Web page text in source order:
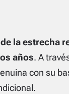
la estrecha
años. A
con su